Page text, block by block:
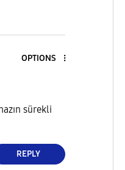
OPTIONS
sürekli
REPLY